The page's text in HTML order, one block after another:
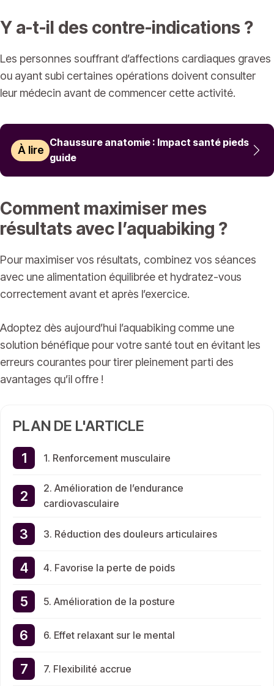
Y a-t-il des contre-indications ?
Les personnes souffrant d’affections cardiaques graves
ou ayant subi certaines opérations doivent consulter
leur médecin avant de commencer cette activité.
À lire
Chaussure anatomie : Impact santé pieds
guide
Comment maximiser mes
résultats avec l’aquabiking ?
Pour maximiser vos résultats, combinez vos séances
avec une alimentation équilibrée et hydratez-vous
correctement avant et après l’exercice.
Adoptez dès aujourd’hui l’aquabiking comme une
solution bénéfique pour votre santé tout en évitant les
erreurs courantes pour tirer pleinement parti des
avantages qu’il offre !
PLAN DE L'ARTICLE
1. Renforcement musculaire
2. Amélioration de l’endurance
cardiovasculaire
3. Réduction des douleurs articulaires
4. Favorise la perte de poids
5. Amélioration de la posture
6. Effet relaxant sur le mental
7. Flexibilité accrue